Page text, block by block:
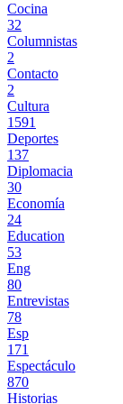
Cocina
32
Columnistas
2
Contacto
2
Cultura
1591
Deportes
137
Diplomacia
30
Economía
24
Education
53
Eng
80
Entrevistas
78
Esp
171
Espectáculo
870
Historias